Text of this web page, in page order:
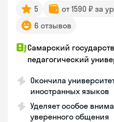
5 от 1590 ₽ за
6 отзывов
Самарский
педагогический
Окончила
иностранных языков
Уделяет особое
уверенного общения